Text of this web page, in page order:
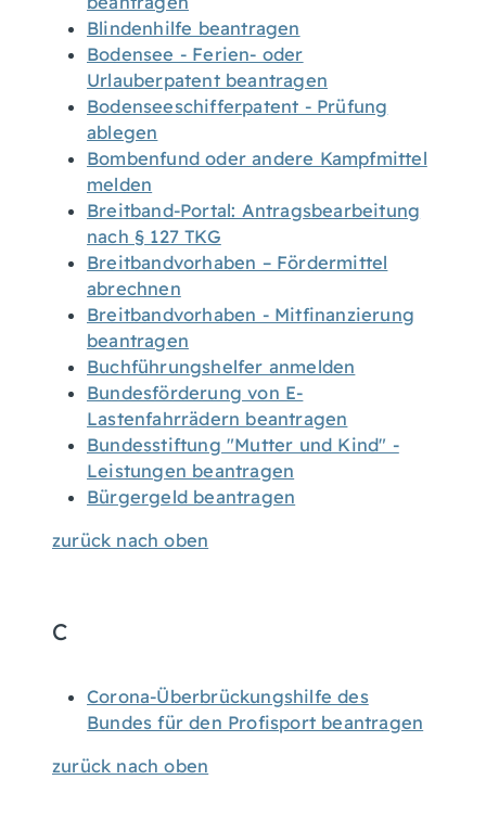
Blindenhilfe beantragen
Bodensee - Ferien- oder
Urlauberpatent beantragen
Bodenseeschifferpatent - Prüfung
ablegen
Bombenfund oder andere Kampfmittel
melden
Breitband-Portal: Antragsbearbeitung
nach § 127 TKG
Breitbandvorhaben – Fördermittel
abrechnen
Breitbandvorhaben - Mitfinanzierung
beantragen
Buchführungshelfer anmelden
Bundesförderung von E-
Lastenfahrrädern beantragen
Bundesstiftung "Mutter und Kind" -
Leistungen beantragen
Bürgergeld beantragen
zurück nach oben
C
Corona-Überbrückungshilfe des
Bundes für den Profisport beantragen
zurück nach oben